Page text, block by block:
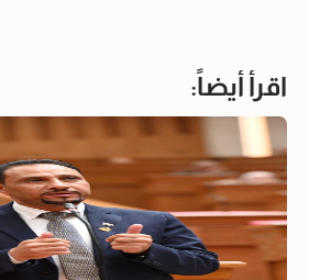
اقرأ أيضاً: